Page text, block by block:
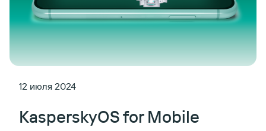
12 июля 2024
KasperskyOS for Mobile